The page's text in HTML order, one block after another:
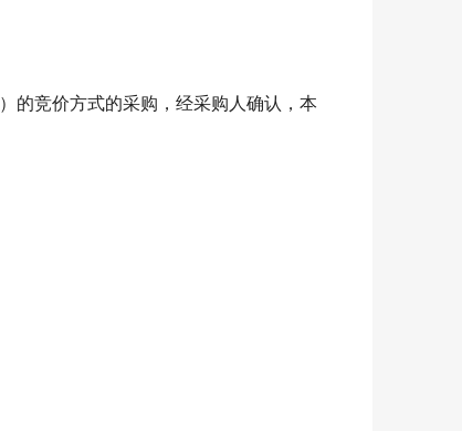
的竞价方式的采购，经采购人确认，本